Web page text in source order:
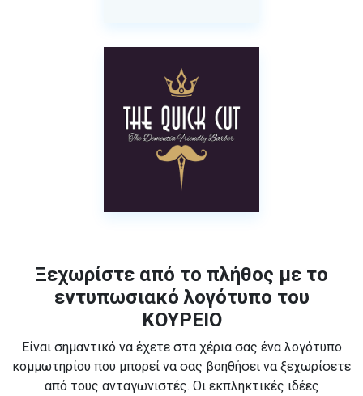
Ξεχωρίστε από το πλήθος με το
εντυπωσιακό λογότυπο του
ΚΟΥΡΕΙΟ
Είναι σημαντικό να έχετε στα χέρια σας ένα λογότυπο
κομμωτηρίου που μπορεί να σας βοηθήσει να ξεχωρίσετε
από τους ανταγωνιστές. Οι εκπληκτικές ιδέες